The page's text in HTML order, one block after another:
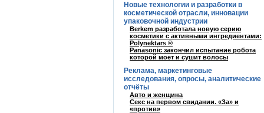
Новые технологии и разработки в
косметической отрасли, инновации
упаковочной индустрии
Berkem разработала новую серию
косметики с активными ингредиентами:
Polynektars ®
Panasonic закончил испытание робота
которой моет и сушит волосы
Реклама, маркетинговые
исследования, опросы, аналитические
отчёты
Авто и женщина
Секс на первом свидании. «За» и
«против»